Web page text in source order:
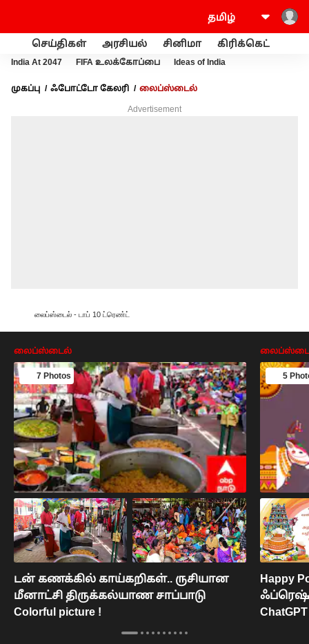
செய்திகள் அரசியல் சினிமா கிரிக்கெட்
India At 2047 FIFA உலக்கோப்பை Ideas of India
முகப்பு ஃபோட்டோ கேலரி லைப்ஸ்டைல்
Advertisement
லைப்ஸ்டைல் - டாப் 10 ட்ரெண்ட்
லைப்ஸ்டைல்
7 Photos
டன் கணக்கில் காய்கறிகள்.. ருசியான
மீனாட்சி திருக்கல்யாண சாப்பாடு
Colorful picture !
5
Happy